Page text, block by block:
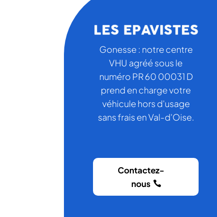
Gonesse : notre centre
VHU agréé sous le
numéro PR 60 00031 D
prend en charge votre
véhicule hors d'usage
sans frais en Val-d'Oise.
Contactez-
nous